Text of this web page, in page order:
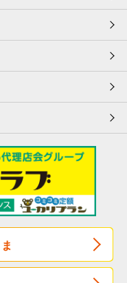
た！
意のお知らせ
数料請求のご案内
て
金供与および拡散金融防止